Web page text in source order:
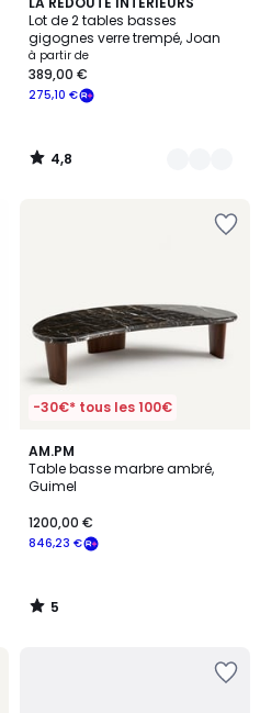
Lot de 2 tables basses
gigognes verre trempé, Joan
à partir de
275,10 €
389,00 €
/ 5
2
Couleurs
4,8
/
-30€* tous les 100€
AM.PM
Table basse marbre ambré,
Guimel
846,23 €
1200,00 €
5
/
5
5
/